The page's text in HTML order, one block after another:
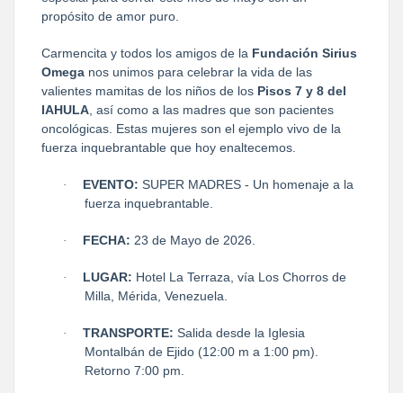
propósito de amor puro.
Carmencita y todos los amigos de la Fundación Sirius
Omega nos unimos para celebrar la vida de las
valientes mamitas de los niños de los Pisos 7 y 8 del
IAHULA, así como a las madres que son pacientes
oncológicas. Estas mujeres son el ejemplo vivo de la
fuerza inquebrantable que hoy enaltecemos.
· EVENTO: SUPER MADRES - Un homenaje a la
fuerza inquebrantable.
· FECHA: 23 de Mayo de 2026.
· LUGAR: Hotel La Terraza, vía Los Chorros de
Milla, Mérida, Venezuela.
· TRANSPORTE: Salida desde la Iglesia
Montalbán de Ejido (12:00 m a 1:00 pm).
Retorno 7:00 pm.